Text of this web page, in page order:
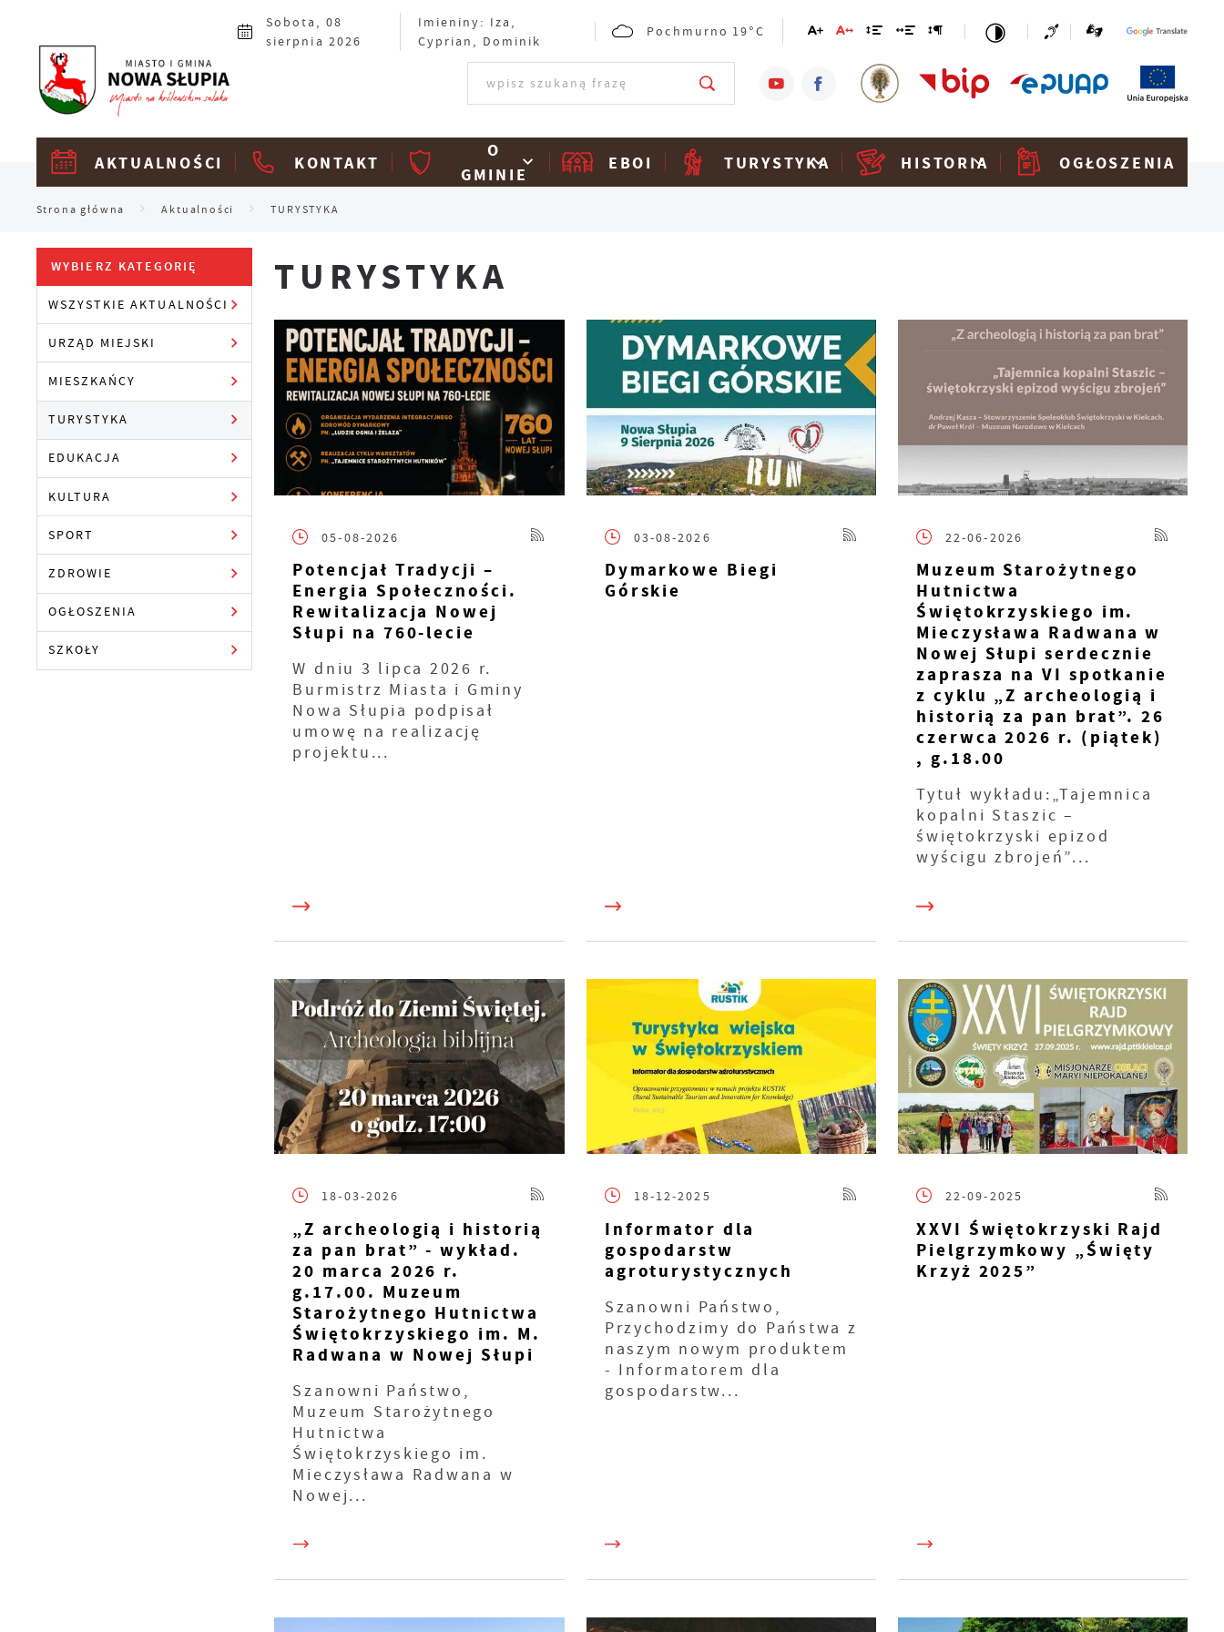
Sobota, 08
sierpnia 2026
Imieniny: Iza,
Cyprian, Dominik
Pochmurno 19°C
AKTUALNOŚCI KONTAKT
O
GMINIE
EBOI TURYSTYKA HISTORIA OGŁOSZENIA
Strona główna Aktualności TURYSTYKA
WYBIERZ KATEGORIĘ
WSZYSTKIE AKTUALNOŚCI
URZĄD MIEJSKI
MIESZKAŃCY
TURYSTYKA
EDUKACJA
KULTURA
SPORT
ZDROWIE
OGŁOSZENIA
SZKOŁY
TURYSTYKA
05-08-2026
Potencjał Tradycji –
Energia Społeczności.
Rewitalizacja Nowej
Słupi na 760-lecie
W dniu 3 lipca 2026 r.
Burmistrz Miasta i Gminy
Nowa Słupia podpisał
umowę na realizację
projektu...
03-08-2026
Dymarkowe Biegi
Górskie
22-06-2026
Muzeum Starożytnego
Hutnictwa
Świętokrzyskiego im.
Mieczysława Radwana w
Nowej Słupi serdecznie
zaprasza na VI spotkanie
z cyklu „Z archeologią i
historią za pan brat”. 26
czerwca 2026 r. (piątek)
, g.18.00
Tytuł wykładu:„Tajemnica
kopalni Staszic –
świętokrzyski epizod
wyścigu zbrojeń”...
18-03-2026
„Z archeologią i historią
za pan brat” - wykład.
20 marca 2026 r.
g.17.00. Muzeum
Starożytnego Hutnictwa
Świętokrzyskiego im. M.
Radwana w Nowej Słupi
Szanowni Państwo,
Muzeum Starożytnego
Hutnictwa
Świętokrzyskiego im.
Mieczysława Radwana w
Nowej...
18-12-2025
Informator dla
gospodarstw
agroturystycznych
Szanowni Państwo,
Przychodzimy do Państwa z
naszym nowym produktem
- Informatorem dla
gospodarstw...
22-09-2025
XXVI Świętokrzyski Rajd
Pielgrzymkowy „Święty
Krzyż 2025”